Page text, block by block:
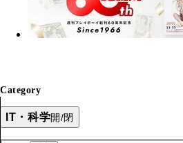
Category
IT・科学開/閉